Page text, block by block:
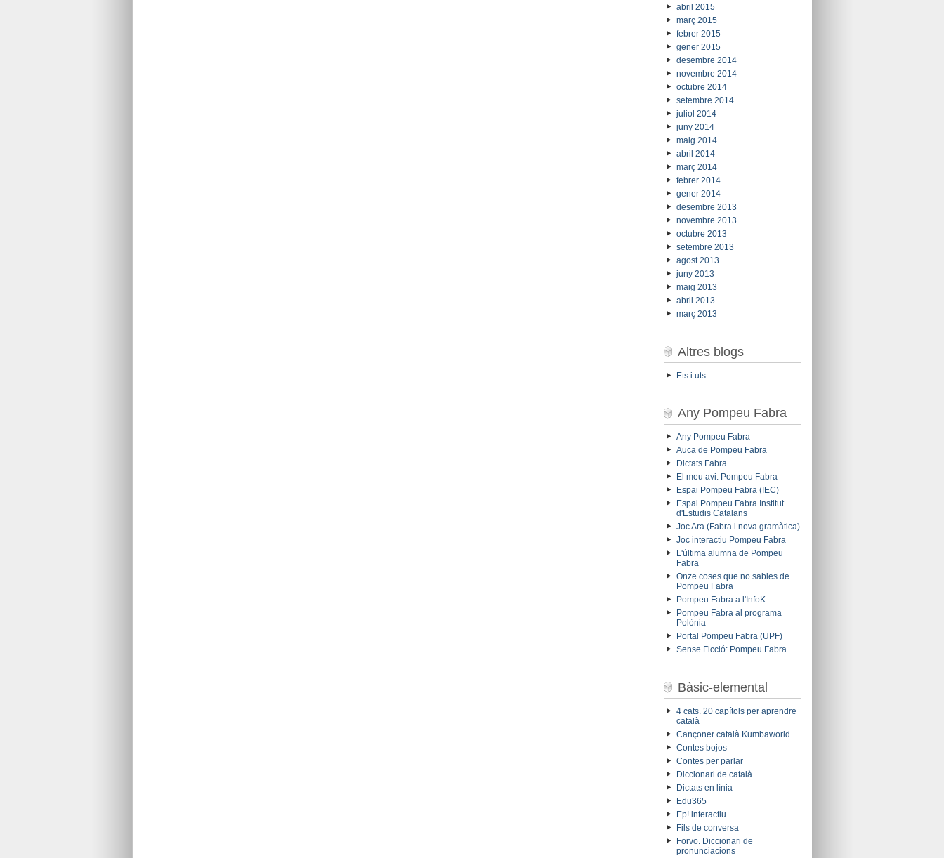
abril 2015
març 2015
febrer 2015
gener 2015
desembre 2014
novembre 2014
octubre 2014
setembre 2014
juliol 2014
juny 2014
maig 2014
abril 2014
març 2014
febrer 2014
gener 2014
desembre 2013
novembre 2013
octubre 2013
setembre 2013
agost 2013
juny 2013
maig 2013
abril 2013
març 2013
Altres blogs
Ets i uts
Any Pompeu Fabra
Any Pompeu Fabra
Auca de Pompeu Fabra
Dictats Fabra
El meu avi. Pompeu Fabra
Espai Pompeu Fabra (IEC)
Espai Pompeu Fabra Institut
d'Estudis Catalans
Joc Ara (Fabra i nova gramàtica)
Joc interactiu Pompeu Fabra
L'última alumna de Pompeu
Fabra
Onze coses que no sabies de
Pompeu Fabra
Pompeu Fabra a l'InfoK
Pompeu Fabra al programa
Polònia
Portal Pompeu Fabra (UPF)
Sense Ficció: Pompeu Fabra
Bàsic-elemental
4 cats. 20 capítols per aprendre
català
Cançoner català Kumbaworld
Contes bojos
Contes per parlar
Diccionari de català
Dictats en línia
Edu365
Ep! interactiu
Fils de conversa
Forvo. Diccionari de
pronunciacions